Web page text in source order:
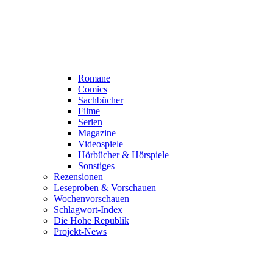
Romane
Comics
Sachbücher
Filme
Serien
Magazine
Videospiele
Hörbücher & Hörspiele
Sonstiges
Rezensionen
Leseproben & Vorschauen
Wochenvorschauen
Schlagwort-Index
Die Hohe Republik
Projekt-News